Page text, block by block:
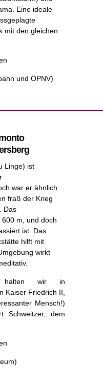
Eine ideale
mit den gleichen
und ÖPNV)
Linge) ist
war er ähnlich
fraß der Krieg
Das
m, und doch
ist. Das
hilft mit
wirkt
halten wir in
Kaiser Friedrich II,
Mensch!)
Schweitzer, dem